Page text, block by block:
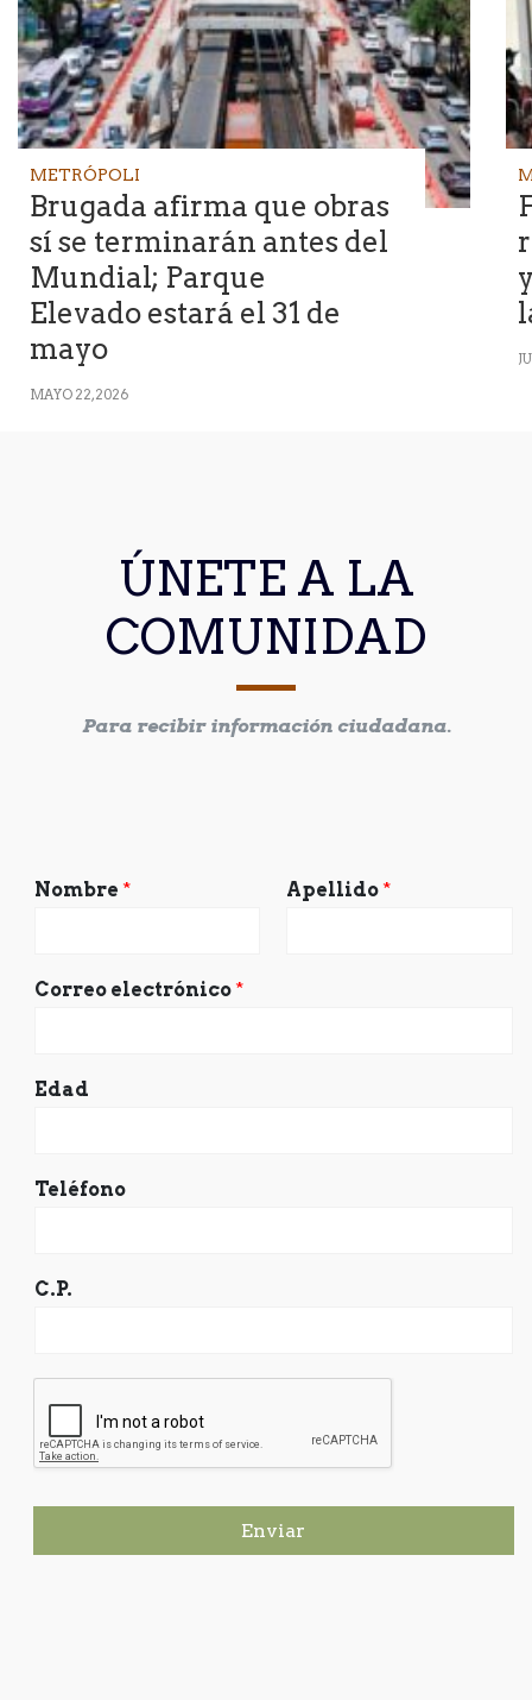
METRÓPOLI
Brugada afirma que obras
sí se terminarán antes del
Mundial; Parque
Elevado estará el 31 de
mayo
MAYO 22, 2026
ÚNETE A LA
COMUNIDAD
Para recibir información ciudadana.
Nombre * Apellido *
Correo electrónico *
Edad
Teléfono
C.P.
Enviar